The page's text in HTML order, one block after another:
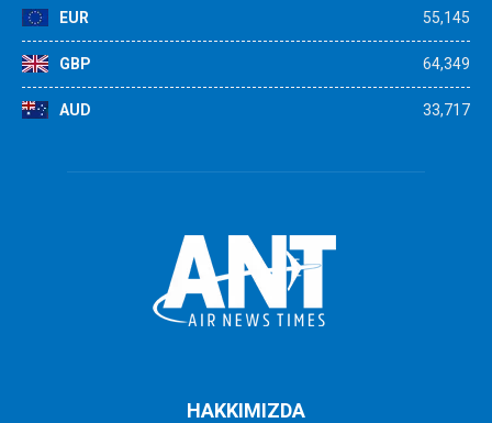
EUR 55,145
GBP 64,349
AUD 33,717
HAKKIMIZDA